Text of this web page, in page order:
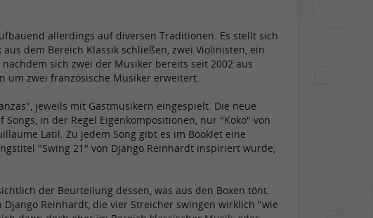
allerdings auf diversen Traditionen. Es stellt sich
dem Bereich Klassik schließen, zwei Violinisten, ein
sich zwei der Musiker bereits seit 2002 aus
um zwei französische Musiker erweitert.
jeweils mit Gastmusikern eingespielt. Die neue
in der Regel Eigenkompositionen, nur "Koko" von
Latil. Zu jedem Song gibt es im Booklet eine
"Swing 21" von Django Reinhardt inspiriert wurde,
der Beurteilung dessen, was aus den Boxen tönt.
Reinhardt, die vier Streicher swingen wirklich "wie